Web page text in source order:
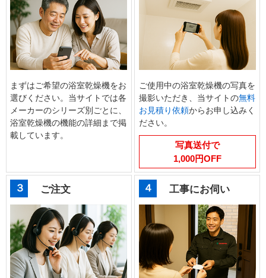
まずはご希望の浴室乾燥機をお
選びください。当サイトでは各
メーカーのシリーズ別ごとに、
浴室乾燥機の機能の詳細まで掲
載しています。
ご使用中の浴室乾燥機の写真を
撮影いただき、当サイトの無料
お見積り依頼からお申し込みく
ださい。
写真送付で
1,000円OFF
３ ご注文 ４ 工事にお伺い